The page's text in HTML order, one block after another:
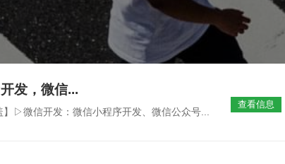
查看信息
发，微信...
】▷微信开发：微信小程序开发、微信公众号...